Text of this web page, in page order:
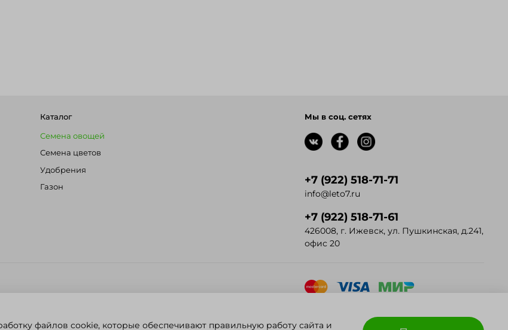
Каталог
Семена овощей
Семена цветов
Удобрения
Газон
Мы в соц. сетях
+7 (922) 518-71-71
info@leto7.ru
+7 (922) 518-71-61
426008, г. Ижевск, ул. Пушкинская, д.241,
офис 20
конфиденциальности ИП Решетников Владимир Юрьевич
файлов cookie, которые обеспечивают правильную работу сайта и